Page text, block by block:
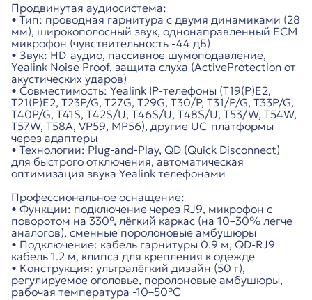
Продвинутая аудиосистема:
• Тип: проводная гарнитура с двумя динамиками (28
мм), широкополосный звук, однонаправленный ECM
микрофон (чувствительность -44 дБ)
• Звук: HD-аудио, пассивное шумоподавление,
Yealink Noise Proof, защита слуха (ActiveProtection от
акустических ударов)
• Совместимость: Yealink IP-телефоны (T19(P)E2,
T21(P)E2, T23P/G, T27G, T29G, T30/P, T31/P/G, T33P/G,
T40P/G, T41S, T42S/U, T46S/U, T48S/U, T53/W, T54W,
T57W, T58A, VP59, MP56), другие UC-платформы
через адаптеры
• Технологии: Plug-and-Play, QD (Quick Disconnect)
для быстрого отключения, автоматическая
оптимизация звука Yealink телефонами
Профессиональное оснащение:
• Функции: подключение через RJ9, микрофон с
поворотом на 330°, лёгкий каркас (на 10–30% легче
аналогов), сменные поролоновые амбушюры
• Подключение: кабель гарнитуры 0.9 м, QD-RJ9
кабель 1.2 м, клипса для крепления к одежде
• Конструкция: ультралёгкий дизайн (50 г),
регулируемое оголовье, поролоновые амбушюры,
рабочая температура -10–50°C